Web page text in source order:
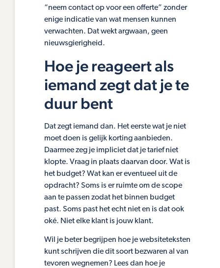
“neem contact op voor een offerte” zonder
enige indicatie van wat mensen kunnen
verwachten. Dat wekt argwaan, geen
nieuwsgierigheid.
Hoe je reageert als
iemand zegt dat je te
duur bent
Dat zegt iemand dan. Het eerste wat je niet
moet doen is gelijk korting aanbieden.
Daarmee zeg je impliciet dat je tarief niet
klopte. Vraag in plaats daarvan door. Wat is
het budget? Wat kan er eventueel uit de
opdracht? Soms is er ruimte om de scope
aan te passen zodat het binnen budget
past. Soms past het echt niet en is dat ook
oké. Niet elke klant is jouw klant.
Wil je beter begrijpen hoe je websiteteksten
kunt schrijven die dit soort bezwaren al van
tevoren wegnemen? Lees dan hoe je